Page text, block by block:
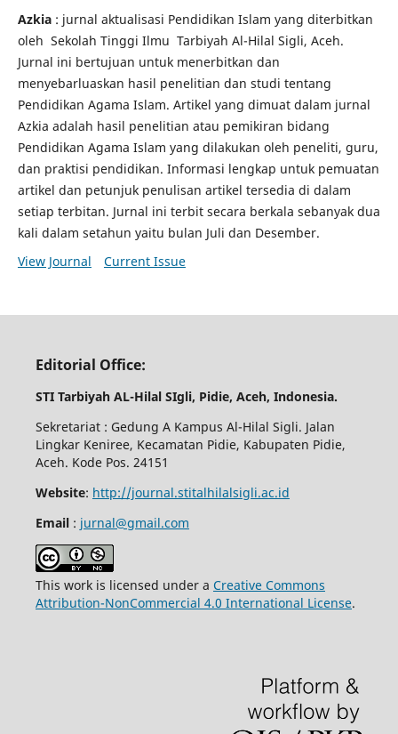
Azkia: jurnal aktualisasi Pendidikan Islam yang diterbitkan
oleh Sekolah Tinggi Ilmu Tarbiyah Al-Hilal Sigli, Aceh.
Jurnal ini bertujuan untuk menerbitkan dan
menyebarluaskan hasil penelitian dan studi tentang
Pendidikan Agama Islam. Artikel yang dimuat dalam jurnal
Azkia adalah hasil penelitian atau pemikiran bidang
Pendidikan Agama Islam yang dilakukan oleh peneliti, guru,
dan praktisi pendidikan. Informasi lengkap untuk pemuatan
artikel dan petunjuk penulisan artikel tersedia di dalam
setiap terbitan. Jurnal ini terbit secara berkala sebanyak dua
kali dalam setahun yaitu bulan Juli dan Desember.
View Journal
Current Issue
Editorial Office:
STI Tarbiyah AL-Hilal SIgli, Pidie, Aceh, Indonesia.
Sekretariat : Gedung A Kampus Al-Hilal Sigli. Jalan
Lingkar Keniree, Kecamatan Pidie, Kabupaten Pidie,
Aceh. Kode Pos. 24151
Website: http://journal.stitalhilalsigli.ac.id
Email: jurnal@gmail.com
This work is licensed under a Creative Commons
Attribution-NonCommercial 4.0 International License.